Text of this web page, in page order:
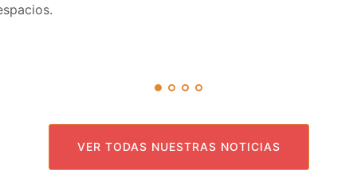
VER TODAS NUESTRAS NOTICIAS